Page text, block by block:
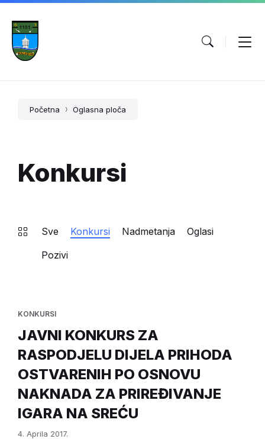
Početna Oglasna ploča
Konkursi
Sve Konkursi Nadmetanja
Oglasi
Pozivi
KONKURSI
JAVNI KONKURS ZA
RASPODJELU DIJELA PRIHODA
OSTVARENIH PO OSNOVU
NAKNADA ZA PRIREĐIVANJE
IGARA NA SREĆU
4. Aprila 2017.